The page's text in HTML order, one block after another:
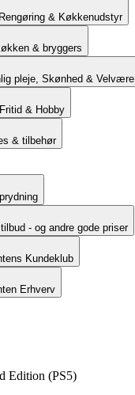
& Køkkenudstyr
& bryggers
pleje, Skønhed & Velvære
& Hobby
& tilbehør
- og andre gode priser
Kundeklub
Erhverv
Edition (PS5)